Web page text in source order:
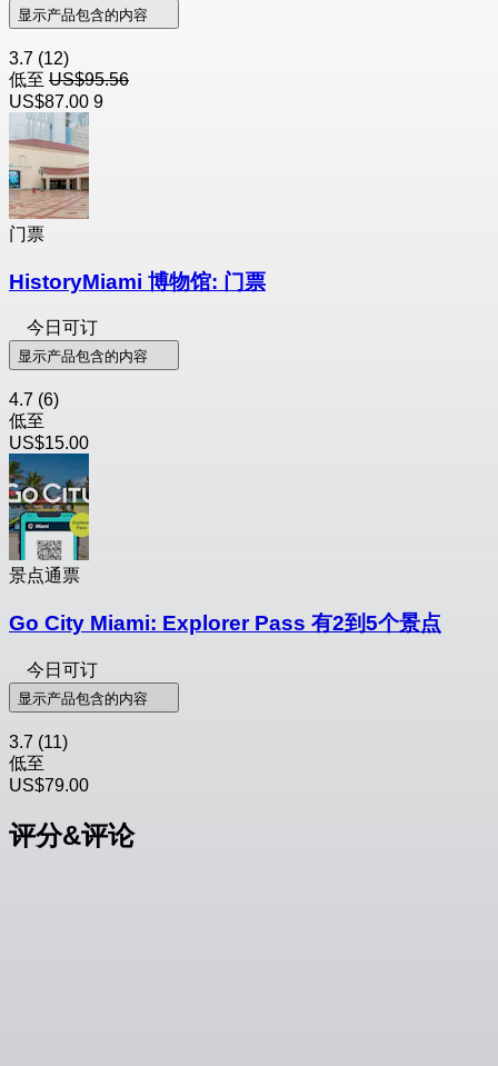
显示产品包含的内容
3.7 (12)
低至 US$95.56
US$87.00 9
门票
HistoryMiami 博物馆: 门票
今日可订
显示产品包含的内容
4.7 (6)
低至
US$15.00
景点通票
Go City Miami: Explorer Pass 有2到5个景点
今日可订
显示产品包含的内容
3.7 (11)
低至
US$79.00
评分&评论